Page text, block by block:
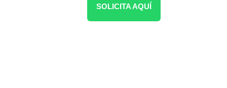
SOLICITA AQUÍ